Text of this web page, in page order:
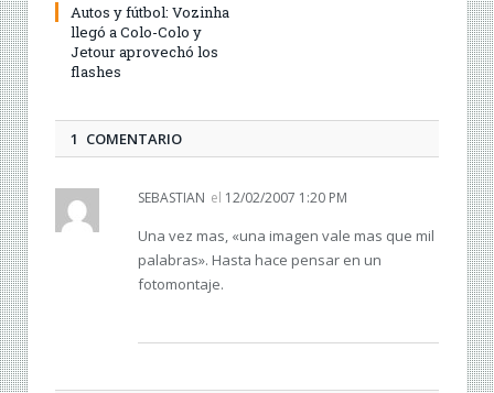
Autos y fútbol: Vozinha
llegó a Colo-Colo y
Jetour aprovechó los
flashes
1 COMENTARIO
SEBASTIAN el 12/02/2007 1:20 PM
Una vez mas, «una imagen vale mas que mil
palabras». Hasta hace pensar en un
fotomontaje.